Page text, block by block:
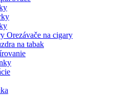
Orezávače na cigary
na tabak